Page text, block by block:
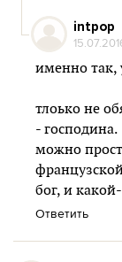
intpop
именно так,
тлоько не
- господина.
можно
бог, и
Ответить